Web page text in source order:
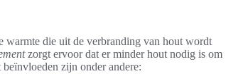
warmte die uit de verbranding van hout wordt
zorgt ervoor dat er minder hout nodig is om
zijn onder andere: